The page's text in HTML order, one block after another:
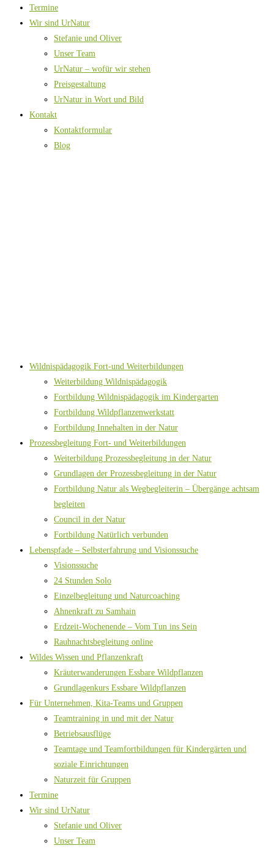
Termine
Wir sind UrNatur
Stefanie und Oliver
Unser Team
UrNatur – wofür wir stehen
Preisgestaltung
UrNatur in Wort und Bild
Kontakt
Kontaktformular
Blog
Wildnispädagogik Fort-und Weiterbildungen
Weiterbildung Wildnispädagogik
Fortbildung Wildnispädagogik im Kindergarten
Fortbildung Wildpflanzenwerkstatt
Fortbildung Innehalten in der Natur
Prozessbegleitung Fort- und Weiterbildungen
Weiterbildung Prozessbegleitung in der Natur
Grundlagen der Prozessbegleitung in der Natur
Fortbildung Natur als Wegbegleiterin – Übergänge achtsam
begleiten
Council in der Natur
Fortbildung Natürlich verbunden
Lebenspfade – Selbsterfahrung und Visionssuche
Visionssuche
24 Stunden Solo
Einzelbegleitung und Naturcoaching
Ahnenkraft zu Samhain
Erdzeit-Wochenende – Vom Tun ins Sein
Rauhnachtsbegleitung online
Wildes Wissen und Pflanzenkraft
Kräuterwanderungen Essbare Wildpflanzen
Grundlagenkurs Essbare Wildpflanzen
Für Unternehmen, Kita-Teams und Gruppen
Teamtraining in und mit der Natur
Betriebsausflüge
Teamtage und Teamfortbildungen für Kindergärten und
soziale Einrichtungen
Naturzeit für Gruppen
Termine
Wir sind UrNatur
Stefanie und Oliver
Unser Team